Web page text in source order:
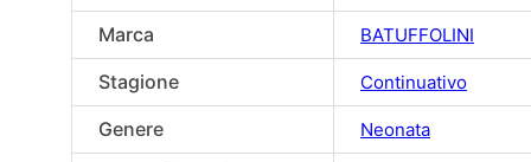
Marca BATUFFOLINI
Stagione Continuativo
Genere Neonata